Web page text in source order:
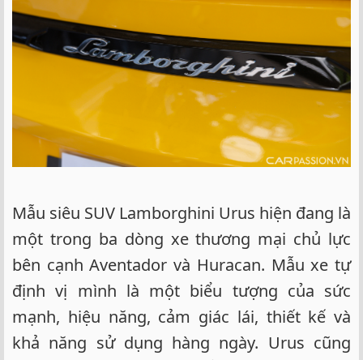
Mẫu siêu SUV Lamborghini Urus hiện đang là
một trong ba dòng xe thương mại chủ lực
bên cạnh Aventador và Huracan. Mẫu xe tự
định vị mình là một biểu tượng của sức
mạnh, hiệu năng, cảm giác lái, thiết kế và
khả năng sử dụng hàng ngày. Urus cũng